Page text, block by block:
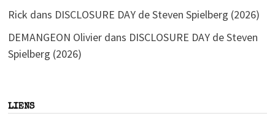
Rick dans DISCLOSURE DAY de Steven Spielberg (2026)
DEMANGEON Olivierdans DISCLOSURE DAY de Steven
Spielberg (2026)
LIENS